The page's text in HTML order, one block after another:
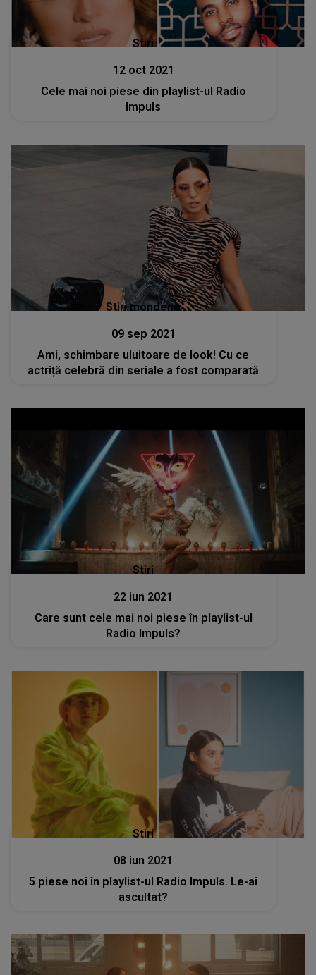
Stiri
12 oct 2021
Cele mai noi piese din playlist-ul Radio
Impuls
Stiri mondene
09 sep 2021
Ami, schimbare uluitoare de look! Cu ce
actriță celebră din seriale a fost comparată
Stiri
22 iun 2021
Care sunt cele mai noi piese în playlist-ul
Radio Impuls?
Stiri
08 iun 2021
5 piese noi în playlist-ul Radio Impuls. Le-ai
ascultat?